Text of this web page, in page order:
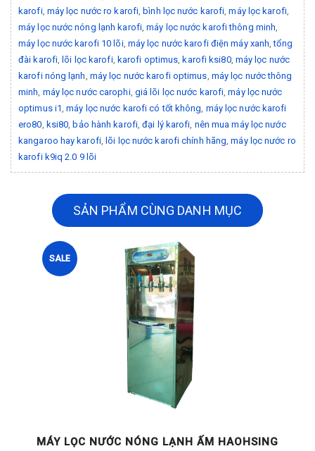
karofi, máy lọc nước ro karofi, bình lọc nước karofi,máy lọc karofi,
máy lọc nước nóng lạnh karofi,máy lọc nước karofi thông minh,
máy lọc nước karofi 10 lõi, máy lọc nước karofi điện máy xanh,tổng
đài karofi, lõi lọc karofi, karofi optimus, karofi ksi80, máy lọc nước
karofi nóng lạnh, máy lọc nước karofi optimus, máy lọc nước thông
minh, máy lọc nước carophi, giá lõi lọc nước karofi,máy lọc nước
optimus i1,máy lọc nước karofi có tốt không, máy lọc nước karofi
ero80, ksi80, bảo hành karofi,đại lý karofi, nên mua máy lọc nước
kangaroo hay karofi, lõi lọc nước karofi chính hãng,máy lọc nước ro
karofi k9iq 2.0 9 lõi
SẢN PHẨM CÙNG DANH MỤC
SALE
MÁY LỌC NƯỚC NÓNG LẠNH ẤM HAOHSING